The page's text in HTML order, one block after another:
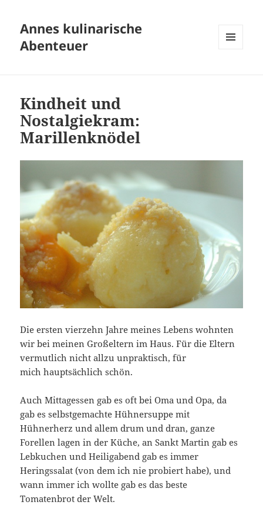
Annes kulinarische
Abenteuer
Kindheit und
Nostalgiekram:
Marillenknödel
Die ersten vierzehn Jahre meines Lebens wohnten
wir bei meinen Großeltern im Haus. Für die Eltern
vermutlich nicht allzu unpraktisch, für
mich hauptsächlich schön.
Auch Mittagessen gab es oft bei Oma und Opa, da
gab es selbstgemachte Hühnersuppe mit
Hühnerherz und allem drum und dran, ganze
Forellen lagen in der Küche, an Sankt Martin gab es
Lebkuchen und Heiligabend gab es immer
Heringssalat (von dem ich nie probiert habe), und
wann immer ich wollte gab es das beste
Tomatenbrot der Welt.